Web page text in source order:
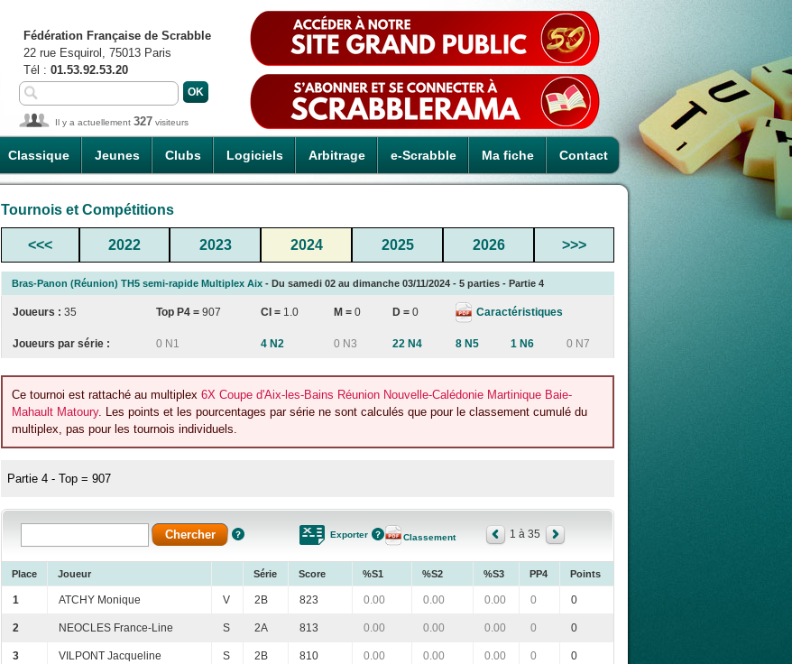
Classique Jeunes Clubs Logiciels Arbitrage e-Scrabble Ma fiche Contact
Fédération Française de Scrabble
22 rue Esquirol, 75013 Paris
Tél : 01.53.92.53.20
Il y a actuellement 327 visiteurs
Tournois et Compétitions
<<< 2022 2023 2024 2025 2026 >>>
Bras-Panon (Réunion) TH5 semi-rapide Multiplex Aix - Du samedi 02 au dimanche 03/11/2024 - 5 parties - Partie 4
Joueurs : 35 Top P4 = 907 CI = 1.0 M = 0 D = 0 Caractéristiques
Joueurs par série : 0 N1 4 N2 0 N3 22 N4 8 N5 1 N6 0 N7
Ce tournoi est rattaché au multiplex 6X Coupe d'Aix-les-Bains Réunion Nouvelle-Calédonie Martinique Baie-
Mahault Matoury. Les points et les pourcentages par série ne sont calculés que pour le classement cumulé du
multiplex, pas pour les tournois individuels.
Partie 4 - Top = 907
Exporter Classement 1 à 35
Place Joueur Série Score %S1 %S2 %S3 PP4 Points
1 ATCHY Monique V 2B 823 0.00 0.00 0.00 0 0
2 NEOCLES France-Line S 2A 813 0.00 0.00 0.00 0 0
3 VILPONT Jacqueline S 2B 810 0.00 0.00 0.00 0 0